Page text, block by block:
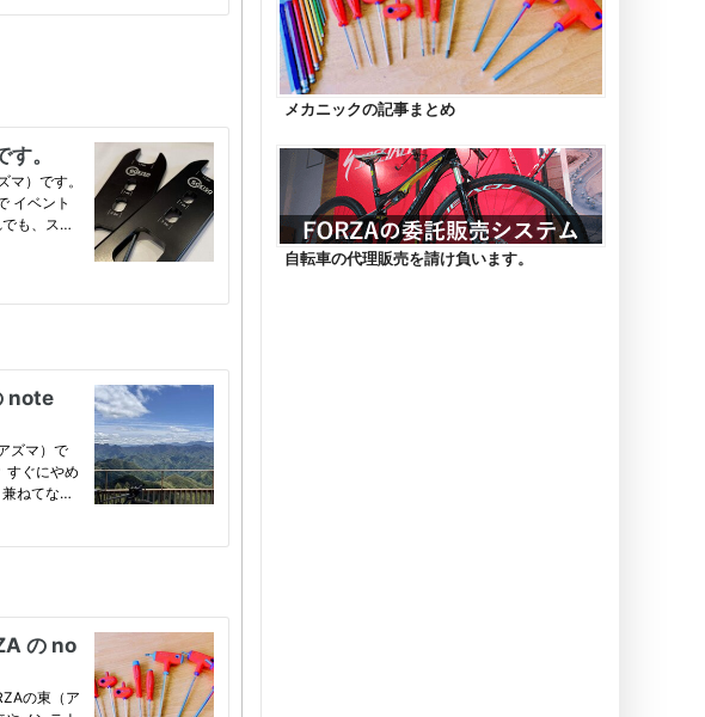
メカニックの記事まとめ
自転車の代理販売を請け負います。